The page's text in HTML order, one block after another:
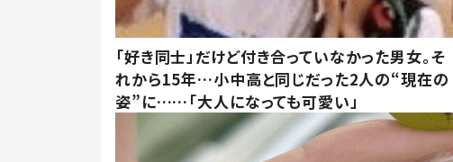
「好き同士」だけど付き合っていなかった男女。そ
れから15年…小中高と同じだった2人の“現在の
姿”に……「大人になっても可愛い」